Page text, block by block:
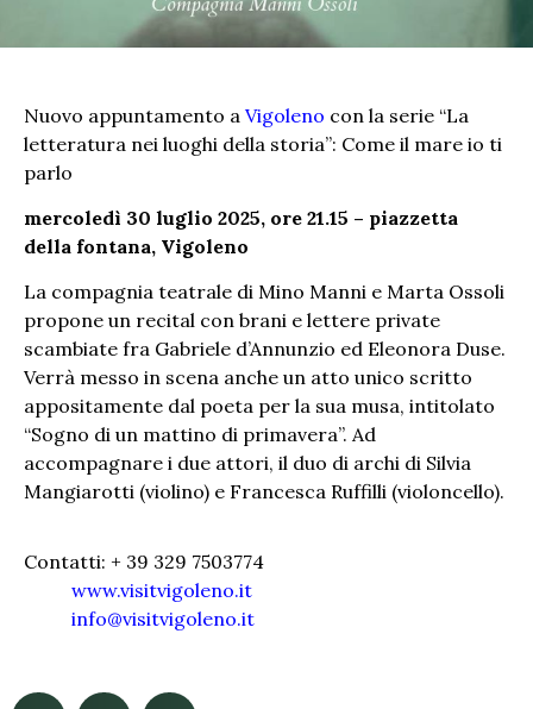
Nuovo appuntamento a Vigoleno con la serie “La
letteratura nei luoghi della storia”: Come il mare io ti
parlo
mercoledì 30 luglio 2025, ore 21.15 – piazzetta
della fontana, Vigoleno
La compagnia teatrale di Mino Manni e Marta Ossoli
propone un recital con brani e lettere private
scambiate fra Gabriele d’Annunzio ed Eleonora Duse.
Verrà messo in scena anche un atto unico scritto
appositamente dal poeta per la sua musa, intitolato
“Sogno di un mattino di primavera”. Ad
accompagnare i due attori, il duo di archi di Silvia
Mangiarotti (violino) e Francesca Ruffilli (violoncello).
Contatti: + 39 329 7503774
www.visitvigoleno.it
info@visitvigoleno.it